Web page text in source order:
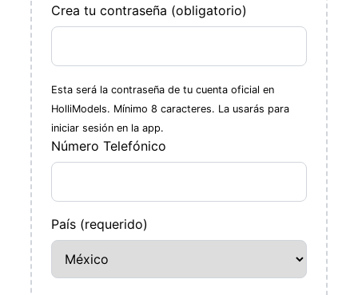
Crea tu contraseña (obligatorio)
Esta será la contraseña de tu cuenta oficial en
HolliModels. Mínimo 8 caracteres. La usarás para
iniciar sesión en la app.
Número Telefónico
País (requerido)